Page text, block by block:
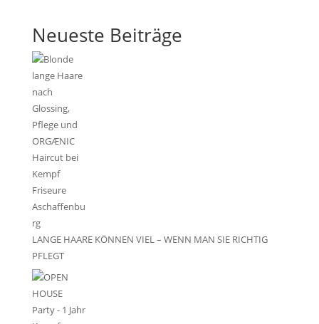
Neueste Beiträge
LANGE HAARE KÖNNEN VIEL – WENN MAN SIE RICHTIG
PFLEGT